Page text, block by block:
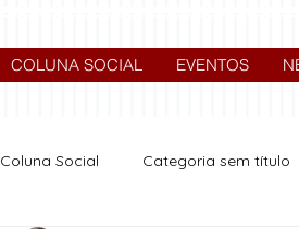
COLUNA SOCIAL EVENTOS
Coluna Social Categoria sem título